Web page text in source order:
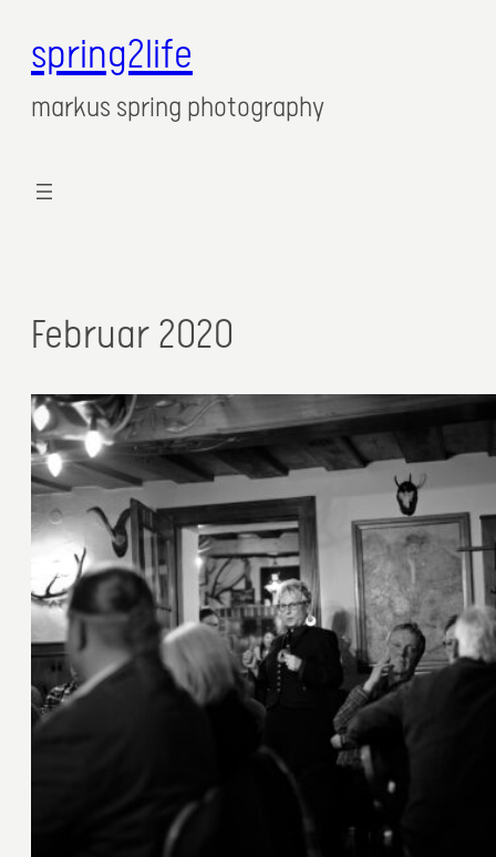
spring2life
markus spring photography
Februar 2020
29. Februar 2020